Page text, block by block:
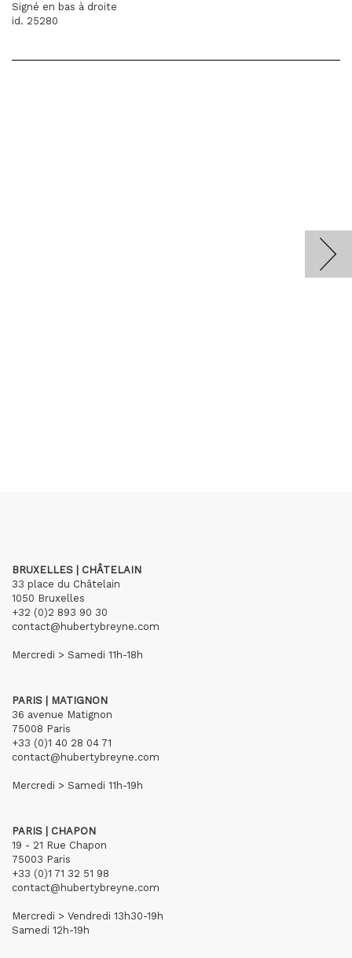
Signé en bas à droite
id. 25280
BRUXELLES | CHÂTELAIN
33 place du Châtelain
1050 Bruxelles
+32 (0)2 893 90 30
contact@hubertybreyne.com
Mercredi > Samedi 11h-18h
PARIS | MATIGNON
36 avenue Matignon
75008 Paris
+33 (0)1 40 28 04 71
contact@hubertybreyne.com
Mercredi > Samedi 11h-19h
PARIS | CHAPON
19 - 21 Rue Chapon
75003 Paris
+33 (0)1 71 32 51 98
contact@hubertybreyne.com
Mercredi > Vendredi 13h30-19h
Samedi 12h-19h